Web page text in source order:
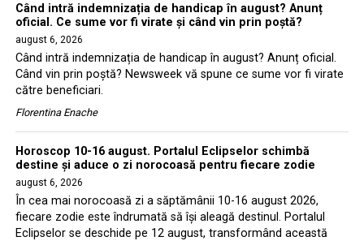
Când intră indemnizația de handicap în august? Anunț
oficial. Ce sume vor fi virate și când vin prin poștă?
august 6, 2026
Când intră indemnizația de handicap în august? Anunț oficial.
Când vin prin poștă? Newsweek vă spune ce sume vor fi virate
către beneficiari.
Florentina Enache
Horoscop 10-16 august. Portalul Eclipselor schimbă
destine și aduce o zi norocoasă pentru fiecare zodie
august 6, 2026
În cea mai norocoasă zi a săptămânii 10-16 august 2026,
fiecare zodie este îndrumată să își aleagă destinul. Portalul
Eclipselor se deschide pe 12 august, transformând această